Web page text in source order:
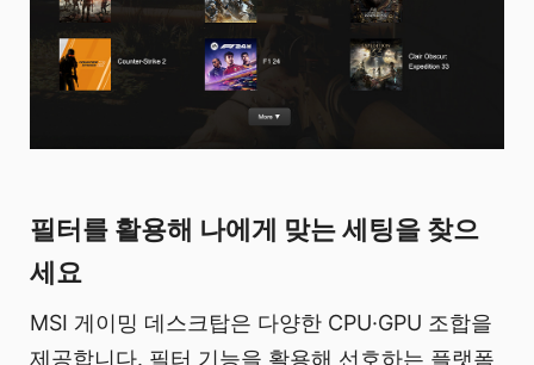
필터를 활용해 나에게 맞는 세팅을 찾으
세요
MSI 게이밍 데스크탑은 다양한 CPU·GPU 조합을
제공합니다. 필터 기능을 활용해 선호하는 플랫폼